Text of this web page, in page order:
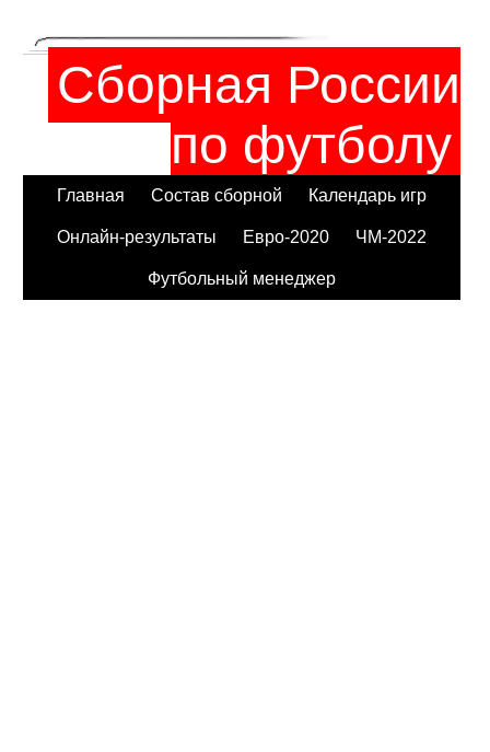
Сборная России
по футболу
Главная Состав сборной Календарь игр
Онлайн-результаты Евро-2020 ЧМ-2022
Футбольный менеджер